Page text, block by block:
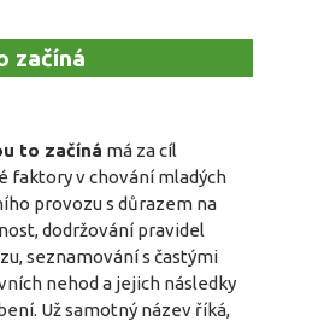
začíná
to začíná má za cíl
faktory v chování mladých
provozu s důrazem na
dodržování pravidel
seznamování s častými
nehod a jejich následky
Už samotný název říká,